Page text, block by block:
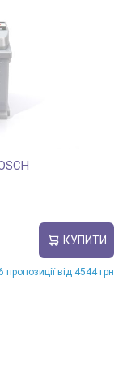
КУПИТИ
пропозиції від 4544 грн